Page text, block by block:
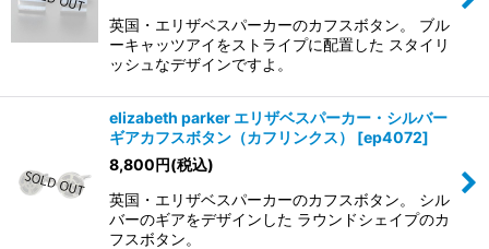
英国・エリザベスパーカーのカフスボタン。 ブル
ーキャッツアイをストライプに配置した スタイリ
ッシュなデザインですよ。
elizabeth parker エリザベスパーカー・シルバー
ギアカフスボタン（カフリンクス）
[ep4072]
8,800円(税込)
英国・エリザベスパーカーのカフスボタン。 シル
バーのギアをデザインした ラウンドシェイプのカ
フスボタン。